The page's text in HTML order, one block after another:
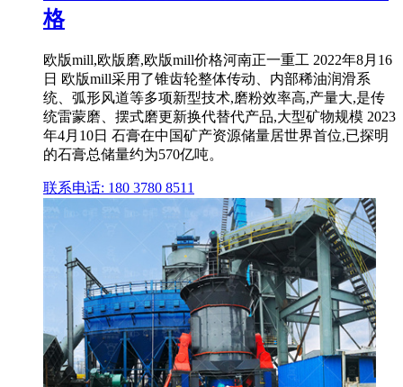
格
欧版mill,欧版磨,欧版mill价格河南正一重工 2022年8月16
日 欧版mill采用了锥齿轮整体传动、内部稀油润滑系
统、弧形风道等多项新型技术,磨粉效率高,产量大,是传
统雷蒙磨、摆式磨更新换代替代产品,大型矿物规模 2023
年4月10日 石膏在中国矿产资源储量居世界首位,已探明
的石膏总储量约为570亿吨。
联系电话: 180 3780 8511